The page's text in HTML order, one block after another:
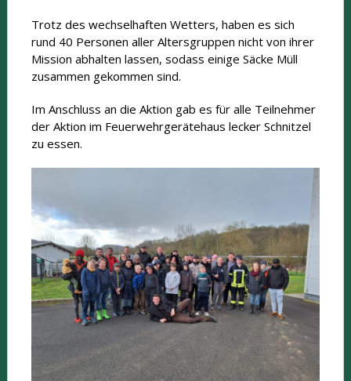
Trotz des wechselhaften Wetters, haben es sich
rund 40 Personen aller Altersgruppen nicht von ihrer
Mission abhalten lassen, sodass einige Säcke Müll
zusammen gekommen sind.
Im Anschluss an die Aktion gab es für alle Teilnehmer
der Aktion im Feuerwehrgerätehaus lecker Schnitzel
zu essen.